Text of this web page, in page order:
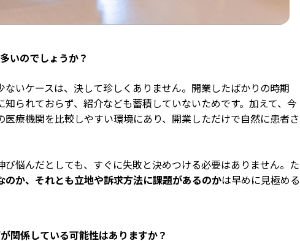
いのでしょうか？
いケースは、決して珍しくありません。開業したばかりの時期
られておらず、紹介なども蓄積していないためです。加えて、今
療機関を比較しやすい環境にあり、開業しただけで自然に患者さ
悩んだとしても、すぐに失敗と決めつける必要はありません。た
のか、それとも立地や訴求方法に課題があるのかは早めに見極める
関係している可能性はありますか？